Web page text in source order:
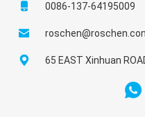
0086-137-64195009
65 EAST Xinhuan